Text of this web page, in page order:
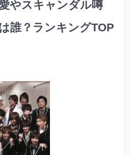
やスキャンダル噂
誰？ランキングTOP